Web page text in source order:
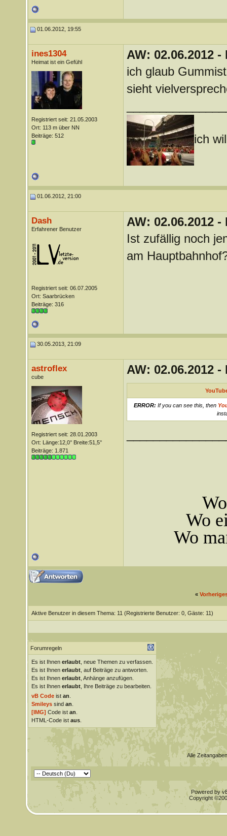
01.06.2012, 19:55
ines1304
Heimat ist ein Gefühl
Registriert seit: 21.05.2003
Ort: 113 m über NN
Beiträge: 512
AW: 02.06.2012
ich glaub
sieht
ich
01.06.2012, 21:00
Dash
Erfahrener Benutzer
Registriert seit: 06.07.2005
Ort: Saarbrücken
Beiträge: 316
AW: 02.06.2012
Ist zufällig noch
am
30.05.2013, 21:09
astroflex
cube
Registriert seit: 28.01.2003
Ort: Länge:12,0° Breite:51,5°
Beiträge: 1.871
AW: 02.06.2012
ERROR: If you can see this, then
Wo
Wo
«
Aktive Benutzer in diesem Thema: 11 (Registrierte Benutzer: 0, Gäste: 11)
Forumregeln
Es ist Ihnen erlaubt, neue Themen zu verfassen.
Es ist Ihnen erlaubt, auf Beiträge zu antworten.
Es ist Ihnen erlaubt, Anhänge anzufügen.
Es ist Ihnen erlaubt, Ihre Beiträge zu bearbeiten.
vB Codeist an
Smileyssind an
[IMG] Code ist an
HTML-Code ist aus.
Alle
Powered by
Copyright